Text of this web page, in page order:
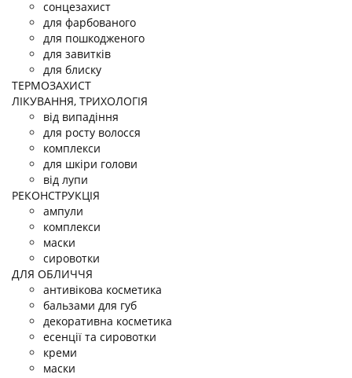
сонцезахист
для фарбованого
для пошкодженого
для завитків
для блиску
ТЕРМОЗАХИСТ
ЛІКУВАННЯ, ТРИХОЛОГІЯ
від випадіння
для росту волосся
комплекси
для шкіри голови
від лупи
РЕКОНСТРУКЦІЯ
ампули
комплекси
маски
сировотки
ДЛЯ ОБЛИЧЧЯ
антивікова косметика
бальзами для губ
декоративна косметика
есенції та сировотки
креми
маски